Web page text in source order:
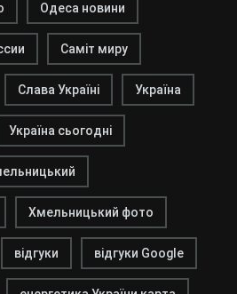
Одеса новини
Саміт миру
Слава Україні Україна
Україна сьогодні
Хмельницький фото
відгуки відгуки Google